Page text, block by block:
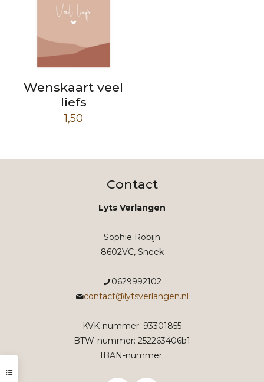
Wenskaart veel
liefs
1,50
Contact
Lyts Verlangen
Sophie Robijn
8602VC, Sneek
0629992102
contact@lytsverlangen.nl
KVK-nummer: 93301855
BTW-nummer: 252263406b1
IBAN-nummer: